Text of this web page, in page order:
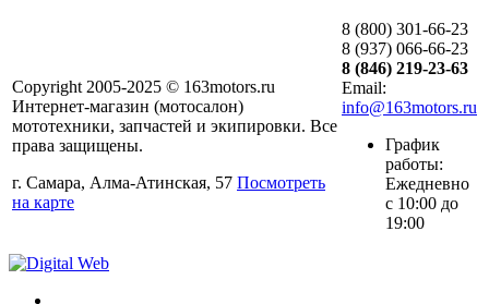
Copyright 2005-2025 © 163motors.ru
Интернет-магазин (мотосалон)
мототехники, запчастей и экипировки. Все
права защищены.
г. Самара, Алма-Атинская, 57 Посмотреть
на карте
8 (800) 301-66-23
8 (937) 066-66-23
8 (846) 219-23-63
Email:
info@163motors.ru
График
работы:
Ежедневно
с 10:00 до
19:00